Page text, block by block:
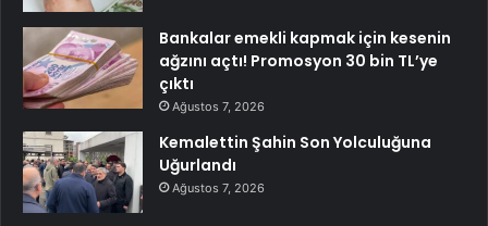
Bankalar emekli kapmak için kesenin
ağzını açtı! Promosyon 30 bin TL’ye
çıktı
Ağustos 7, 2026
Kemalettin Şahin Son Yolculuğuna
Uğurlandı
Ağustos 7, 2026